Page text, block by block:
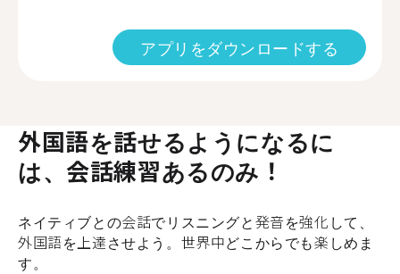
アプリをダウンロードする
外国語を話せるようになるに
は、会話練習あるのみ！
ネイティブとの会話でリスニングと発音を強化して、
外国語を上達させよう。世界中どこからでも楽しめま
す。